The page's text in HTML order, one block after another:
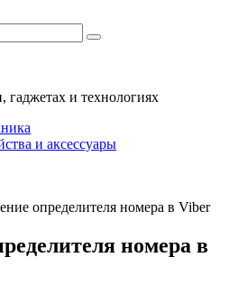
и технологиях
и аксессуары
определителя номера в Viber
номера в